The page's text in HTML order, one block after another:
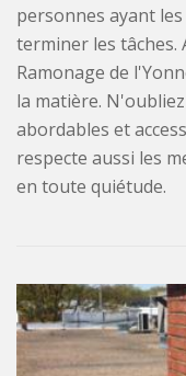
personnes ayant
terminer les
Ramonage de
la matière.
abordables et
respecte aussi les
en toute quiétude.